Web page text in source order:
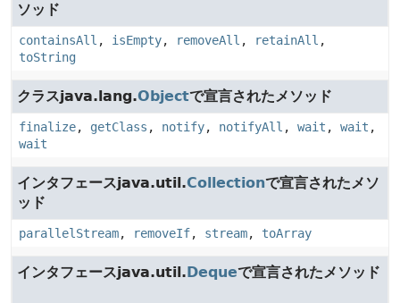
ソッド
containsAll , isEmpty, removeAll , retainAll ,
toString
クラスjava.lang.Objectで宣言されたメソッド
finalize, getClass , notify, notifyAll , wait , wait ,
wait
インタフェースjava.util.Collectionで宣言されたメソ
ッド
parallelStream, removeIf, stream, toArray
インタフェースjava.util.Dequeで宣言されたメソッド